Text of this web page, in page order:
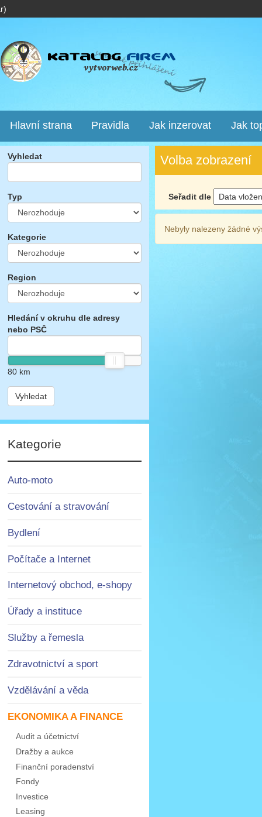
Hlavní strana Pravidla Jak inzerovat Jak
Vyhledat
Typ
Kategorie
Region
Hledání v okruhu dle adresy
nebo PSČ
80km
Vyhledat
Kategorie
Auto-moto
Cestování a stravování
Bydlení
Počítače a Internet
Internetový obchod, e-shopy
Úřady a instituce
Služby a řemesla
Zdravotnictví a sport
Vzdělávání a věda
EKONOMIKA A FINANCE
Audit a účetnictví
Dražby a aukce
Finanční poradenství
Fondy
Investice
Leasing
Volba zobrazení
Seřadit dle
Nebyly nalezeny žádné